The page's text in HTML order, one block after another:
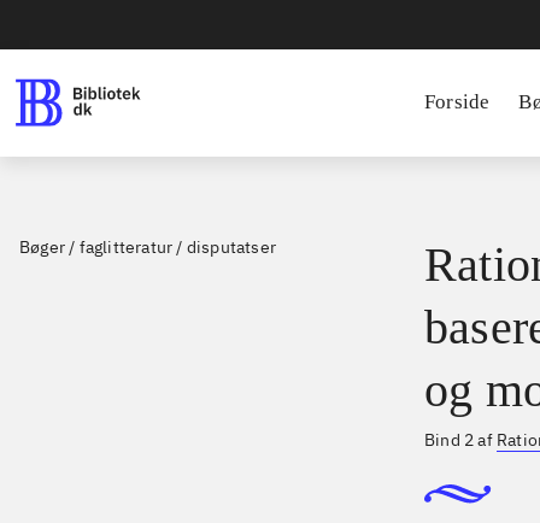
Forside
Bøger / faglitteratur / disputatser
og
Bind 2 af